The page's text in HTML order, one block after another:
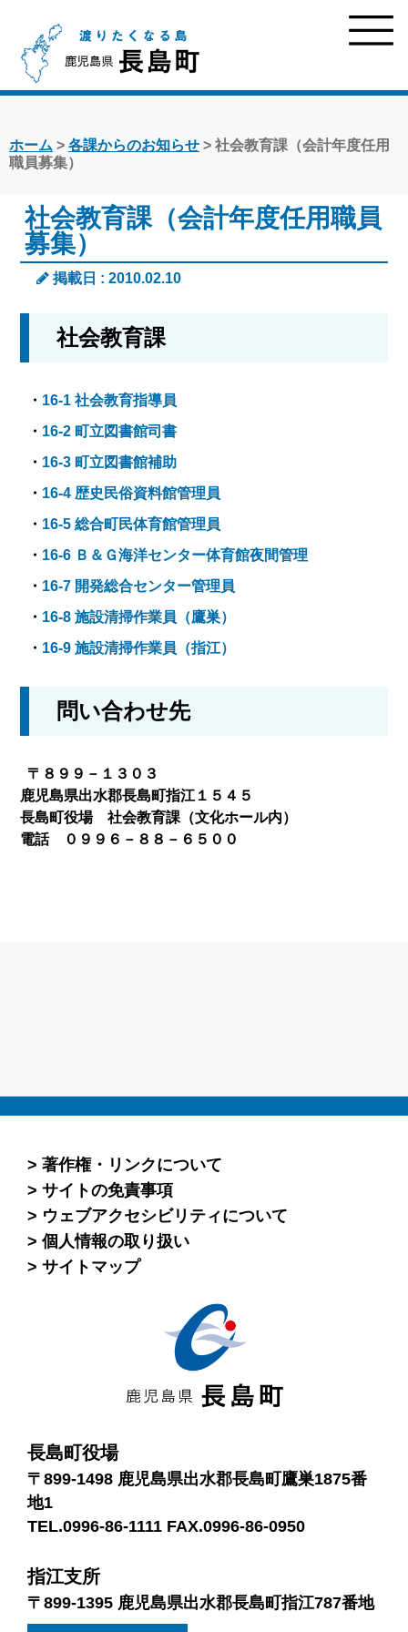
ホーム > 各課からのお知らせ > 社会教育課（会計年度任用
職員募集）
社会教育課（会計年度任用職員
募集）
掲載日 : 2010.02.10
社会教育課
・ 16-1 社会教育指導員
・ 16-2 町立図書館司書
・ 16-3 町立図書館補助
・ 16-4 歴史民俗資料館管理員
・ 16-5 総合町民体育館管理員
・ 16-6 Ｂ＆Ｇ海洋センター体育館夜間管理
・ 16-7 開発総合センター管理員
・ 16-8 施設清掃作業員（鷹巣）
・ 16-9 施設清掃作業員（指江）
問い合わせ先
〒８９９－１３０３
鹿児島県出水郡長島町指江１５４５
長島町役場 社会教育課（文化ホール内）
電話 ０９９６－８８－６５００
著作権・リンクについて
サイトの免責事項
ウェブアクセシビリティについて
個人情報の取り扱い
サイトマップ
長島町役場
〒899-1498 鹿児島県出水郡長島町鷹巣1875番
地1
TEL.0996-86-1111 FAX.0996-86-0950
指江支所
〒899-1395 鹿児島県出水郡長島町指江787番地